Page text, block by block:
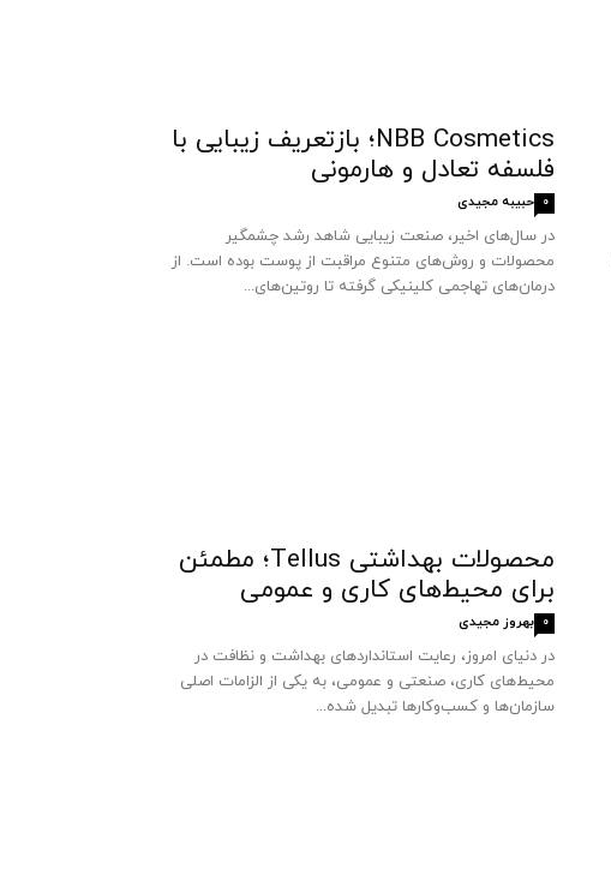
NBB Cosmetics؛ بازتعریف زیبایی با
فلسفه تعادل و هارمونی
حبیبه مجیدی 0
در سال‌های اخیر، صنعت زیبایی شاهد رشد چشمگیر
محصولات و روش‌های متنوع مراقبت از پوست بوده است. از
درمان‌های تهاجمی کلینیکی گرفته تا روتین‌های...
محصولات بهداشتی Tellus؛ مطمئن
برای محیط‌های کاری و عمومی
بهروز مجیدی 0
در دنیای امروز، رعایت استانداردهای بهداشت و نظافت در
محیط‌های کاری، صنعتی و عمومی، به یکی از الزامات اصلی
سازمان‌ها و کسب‌وکارها تبدیل شده...